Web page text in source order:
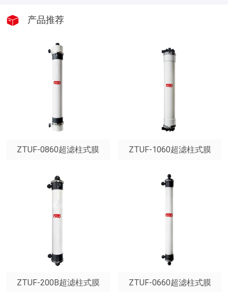
产品推荐
ZTUF-0860超滤柱式膜 ZTUF-1060超滤柱式膜
ZTUF-200B超滤柱式膜 ZTUF-0660超滤柱式膜